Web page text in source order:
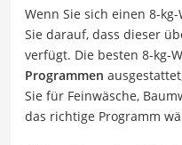
Wenn Sie sich einen 8-
Sie darauf, dass dieser
verfügt. Die besten 8-kg-
Programmen
Sie für Feinwäsche,
das richtige Programm